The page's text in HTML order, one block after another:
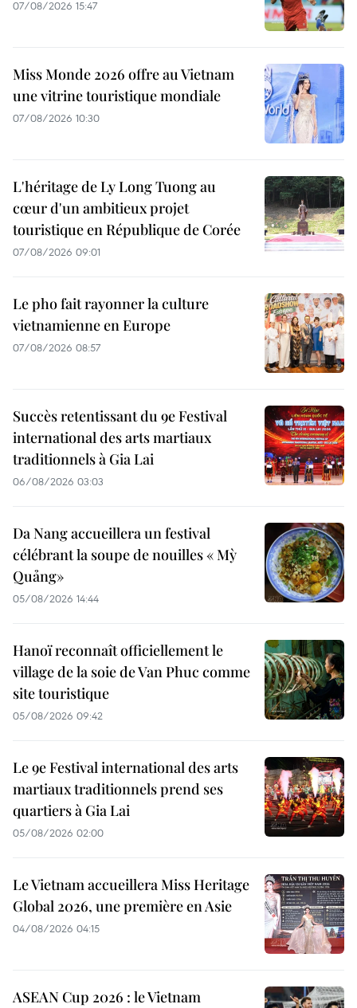
07/08/2026 15:47
Miss Monde 2026 offre au Vietnam
une vitrine touristique mondiale
07/08/2026 10:30
L'héritage de Ly Long Tuong au
cœur d'un ambitieux projet
touristique en République de Corée
07/08/2026 09:01
Le pho fait rayonner la culture
vietnamienne en Europe
07/08/2026 08:57
Succès retentissant du 9e Festival
international des arts martiaux
traditionnels à Gia Lai
06/08/2026 03:03
Da Nang accueillera un festival
célébrant la soupe de nouilles « Mỳ
Quảng»
05/08/2026 14:44
Hanoï reconnaît officiellement le
village de la soie de Van Phuc comme
site touristique
05/08/2026 09:42
Le 9e Festival international des arts
martiaux traditionnels prend ses
quartiers à Gia Lai
05/08/2026 02:00
Le Vietnam accueillera Miss Heritage
Global 2026, une première en Asie
04/08/2026 04:15
ASEAN Cup 2026 : le Vietnam